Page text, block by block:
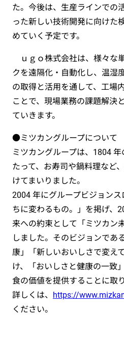
た。今後は、生産ラインでの
った新しい技術開発に向けた
めていく予定です。
ｕｇｏ株式会社は、様々な
クを遠隔化・自動化し、温湿
の取得と活用を通して、工場
ことで、現場業務の課題解決
ていきます。
●ミツカングループについて
ミツカングループは、1804
たって、お寿司や鍋料理など
けてまいりました。
2004 年にグループビジョン
ちに変わるもの。」を掲げ、
来への約束として「ミツカン
しました。そのビジョンであ
康」「新しいおいしさで変え
け、「おいしさと健康の一致
食の価値を提供することに取
詳しくは、 https://
ください。